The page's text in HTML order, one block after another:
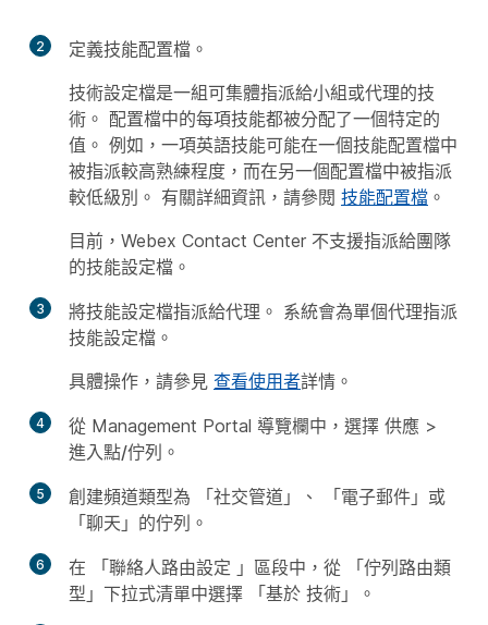
2
定義技能配置檔。
技術設定檔是一組可集體指派給小組或代理的技
術。 配置檔中的每項技能都被分配了一個特定的
值。 例如，一項英語技能可能在一個技能配置檔中
被指派較高熟練程度，而在另一個配置檔中被指派
較低級別。 有關詳細資訊，請參閱 技能配置檔 。
目前，Webex Contact Center 不支援指派給團隊
的技能設定檔。
3
將技能設定檔指派給代理。 系統會為單個代理指派
技能設定檔。
具體操作，請參見 查看使用者詳情。
4 從 Management Portal 導覽欄中，選擇 供應 >
進入點/佇列 。
5 創建頻道類型為 「社交管道 」、 「電子郵件 」或
「聊天 」的佇列。
6 在 「聯絡人路由設定 」區段中，從
「佇列路由類
型 」下拉式清單中選擇 「基於 技術」。